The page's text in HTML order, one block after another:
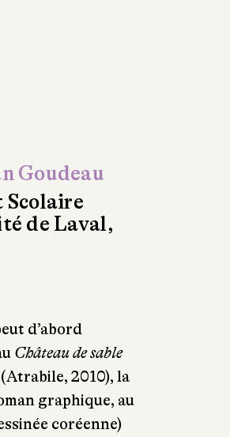
Goudeau
Scolaire
de Laval,
d’abord
Château de sable
2010), la
graphique, au
coréenne)